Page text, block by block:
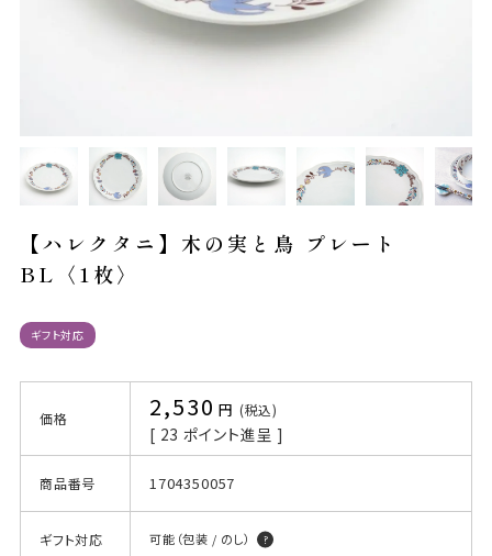
【ハレクタニ】木の実と鳥 プレート
BL〈1枚〉
ギフト対応
価格 2,530 税込
[ 23 ポイント進呈 ]
商品番号 1704350057
ギフト対応 可能（包装 / のし）